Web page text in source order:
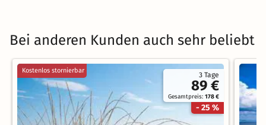
Bei anderen Kunden auch sehr beliebt
3 Tage
89 €
Gesamtpreis:178 €
- 25 %
Kostenlos stornierbar